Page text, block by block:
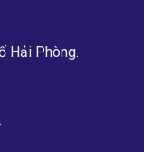
Hải Phòng.